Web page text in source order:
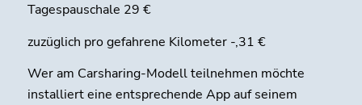
Tagespauschale 29 €
zuzüglich pro gefahrene Kilometer -,31 €
Wer am Carsharing-Modell teilnehmen möchte
installiert eine entsprechende App auf seinem